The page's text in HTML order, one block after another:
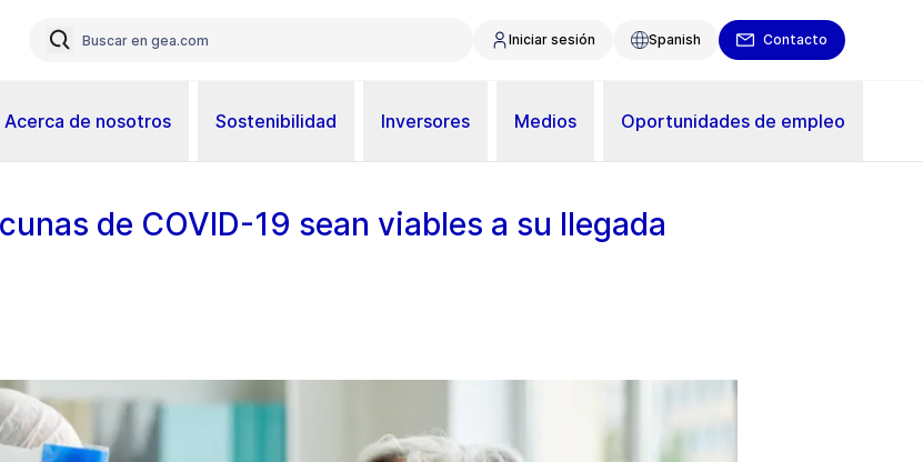
Iniciar sesión Spanish Contacto
Acerca de nosotros Sostenibilidad Inversores Medios Oportunidades de empleo
de COVID-19 sean viables a su llegada